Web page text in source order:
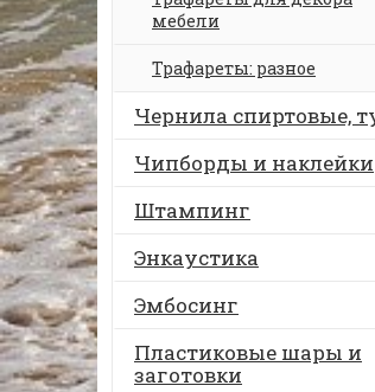
мебели
Трафареты: разное
Чернила спиртовые,
Чипборды и наклейки
Штампинг
Энкаустика
Эмбосинг
Пластиковые шары и
заготовки